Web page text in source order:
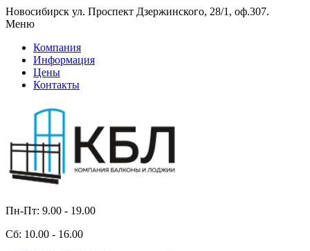
Новосибирск ул. Проспект Дзержинского, 28/1, оф.307.
Меню
Компания
Информация
Цены
Контакты
Пн-Пт: 9.00 - 19.00
Сб: 10.00 - 16.00